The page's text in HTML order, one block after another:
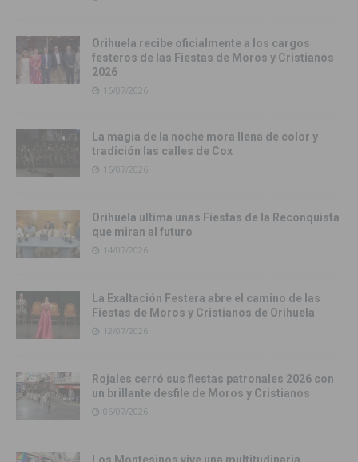
Orihuela recibe oficialmente a los cargos
festeros de las Fiestas de Moros y Cristianos
2026
16/07/2026
La magia de la noche mora llena de color y
tradición las calles de Cox
16/07/2026
Orihuela ultima unas Fiestas de la Reconquista
que miran al futuro
14/07/2026
La Exaltación Festera abre el camino de las
Fiestas de Moros y Cristianos de Orihuela
12/07/2026
Rojales cerró sus fiestas patronales 2026 con
un brillante desfile de Moros y Cristianos
06/07/2026
Los Montesinos vive una multitudinaria